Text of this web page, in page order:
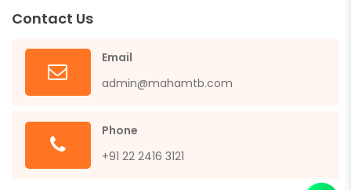
Contact Us
Email
admin@mahamtb.com
Phone
+91 22 2416 3121